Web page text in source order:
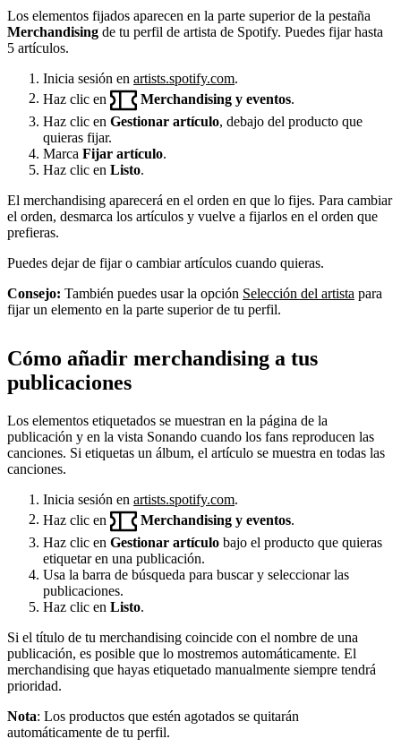
Los elementos fijados aparecen en la parte superior de la pestaña
Merchandising de tu perfil de artista de Spotify. Puedes fijar hasta
5 artículos.
Inicia sesión en artists.spotify.com.
Haz clic en
Merchandising y eventos
Haz clic en Gestionar artículo, debajo del producto que
quieras fijar.
Marca Fijar artículo.
Haz clic en Listo.
El merchandising aparecerá en el orden en que lo fijes. Para cambiar
el orden, desmarca los artículos y vuelve a fijarlos en el orden que
prefieras.
Puedes dejar de fijar o cambiar artículos cuando quieras.
Consejo: También puedes usar la opción Selección del artista para
fijar un elemento en la parte superior de tu perfil.
Cómo añadir merchandising a tus
publicaciones
Los elementos etiquetados se muestran en la página de la
publicación y en la vista Sonando cuando los fans reproducen las
canciones. Si etiquetas un álbum, el artículo se muestra en todas las
canciones.
Inicia sesión en artists.spotify.com.
Haz clic en
Merchandising y eventos
Haz clic en Gestionar artículo bajo el producto que quieras
etiquetar en una publicación.
Usa la barra de búsqueda para buscar y seleccionar las
publicaciones.
Haz clic en Listo.
Si el título de tu merchandising coincide con el nombre de una
publicación, es posible que lo mostremos automáticamente. El
merchandising que hayas etiquetado manualmente siempre tendrá
prioridad.
Nota: Los productos que estén agotados se quitarán
automáticamente de tu perfil.